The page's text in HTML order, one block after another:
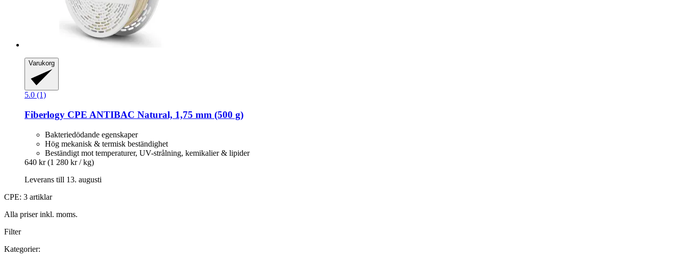
Varukorg
5.0 (1)
Fiberlogy CPE ANTIBAC Natural, 1,75 mm (500 g)
Bakteriedödande egenskaper
Hög mekanisk & termisk beständighet
Beständigt mot temperaturer, UV-strålning, kemikalier & lipider
640 kr (1 280 kr / kg)
Leverans till 13. augusti
CPE: 3 artiklar
Alla priser inkl. moms.
Filter
Kategorier: